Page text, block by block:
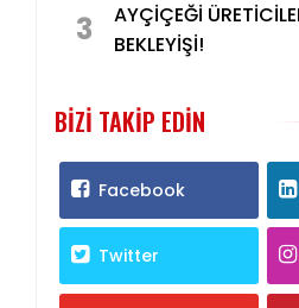
3
AYÇİÇEĞİ
BEKLEYİŞİ!
BIZI TAKIP EDIN
Facebook
Twitter